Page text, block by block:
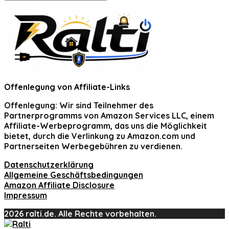
Offenlegung von Affiliate-Links
Offenlegung: Wir sind Teilnehmer des
Partnerprogramms von Amazon Services LLC, einem
Affiliate-Werbeprogramm, das uns die Möglichkeit
bietet, durch die Verlinkung zu Amazon.com und
Partnerseiten Werbegebühren zu verdienen.
Datenschutzerklärung
Allgemeine Geschäftsbedingungen
Amazon Affiliate Disclosure
Impressum
2026 ralti.de. Alle Rechte vorbehalten.